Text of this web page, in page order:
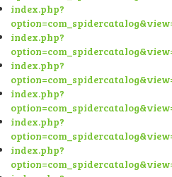
index.php?
index.php?
index.php?
index.php?
index.php?
index.php?